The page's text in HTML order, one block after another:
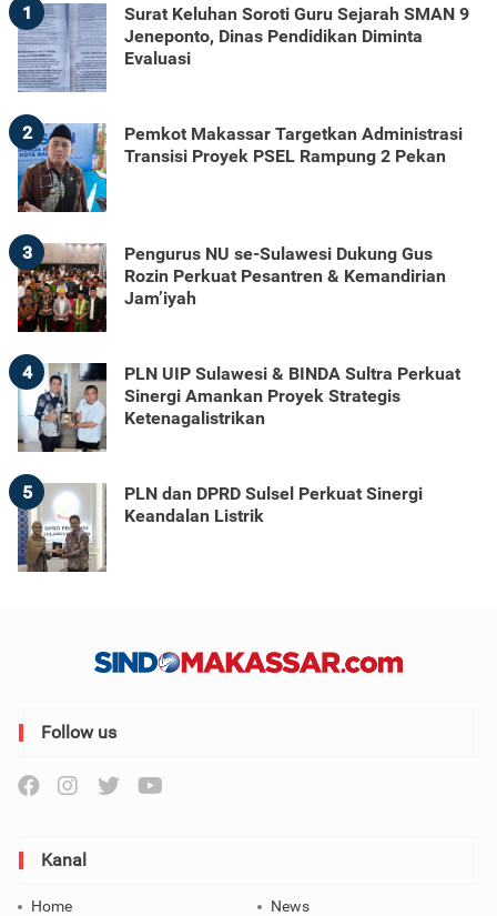
1
Surat Keluhan Soroti Guru Sejarah SMAN 9
Jeneponto, Dinas Pendidikan Diminta
Evaluasi
2
Pemkot Makassar Targetkan Administrasi
Transisi Proyek PSEL Rampung 2 Pekan
3
Pengurus NU se-Sulawesi Dukung Gus
Rozin Perkuat Pesantren & Kemandirian
Jam’iyah
4
PLN UIP Sulawesi & BINDA Sultra Perkuat
Sinergi Amankan Proyek Strategis
Ketenagalistrikan
5
PLN dan DPRD Sulsel Perkuat Sinergi
Keandalan Listrik
Follow us
Kanal
Home
News